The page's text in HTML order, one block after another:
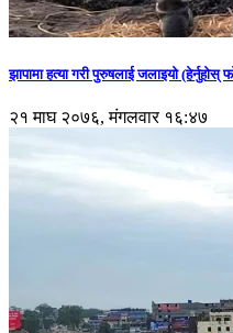
झापामा हत्या गरी पुरुषलाई जलाइयो (हेर्नुहाेस्
२१ माघ २०७६, मंगलवार १६:४७